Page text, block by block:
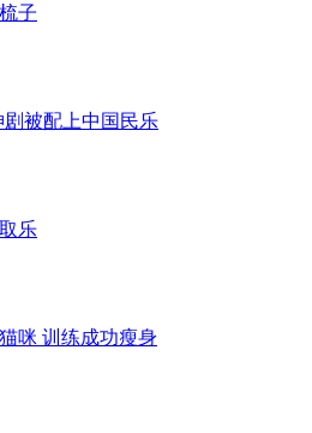
言论片面不公正
车翻车
植树
子
被配上中国民乐
乐
咪 训练成功瘦身